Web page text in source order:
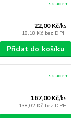
22,00 Kč/ks
18,18 Kč bez DPH
skladem
Přidat do košíku
167,00 Kč/ks
138,02 Kč bez DPH
skladem